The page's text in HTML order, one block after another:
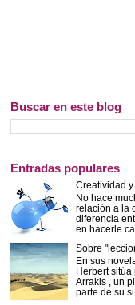
Buscar en este blog
Entradas populares
Creatividad
No hace
relación a la
diferencia
en hacerle
Sobre
En sus
Herbert sitúa
Arrakis , un
parte de su